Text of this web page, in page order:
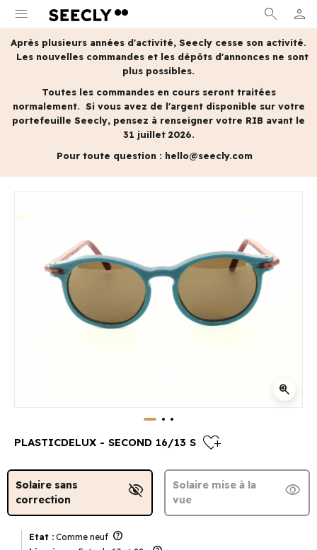
menu search person
MON
Après plusieurs années d'activité, Seecly cesse son activité.
Les nouvelles commandes et les dépôts d'annonces ne sont
plus possibles.
Toutes les commandes en cours seront traitées
normalement. Si vous avez de l'argent disponible sur votre
portefeuille Seecly, pensez à renseigner votre RIB avant le
31 juillet 2026.
Pour toute question : hello@seecly.com
zoom_in
PLASTICDELUX - SECOND 16/13 S heart_plus
Solaire sans
correction
visibility_off
Solaire mise à la
vue
visibility
Etat : Comme neuf help